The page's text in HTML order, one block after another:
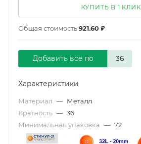
КУПИТЬ В 1 КЛИК
Общая стоимость921.60 ₽
Добавить все по
Характеристики
Материал — Металл
Кратность — 36
Минимальная упаковка — 72